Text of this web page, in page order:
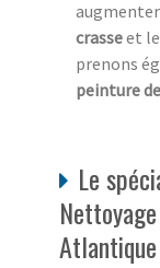
crasseet
prenons
peinture
Le